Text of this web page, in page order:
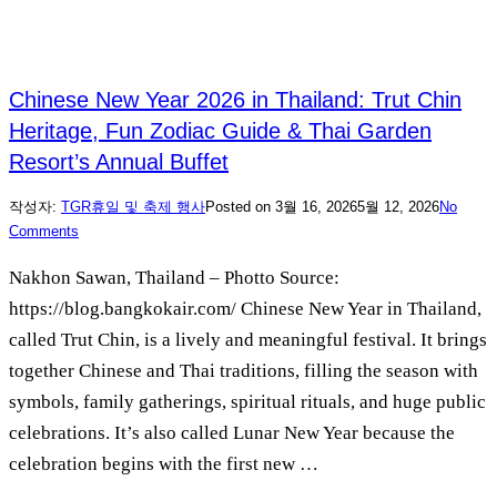
Chinese New Year 2026 in Thailand: Trut Chin
Heritage, Fun Zodiac Guide & Thai Garden
Resort’s Annual Buffet
작성자: TGR휴일 및 축제 행사Posted on 3월 16, 20265월 12, 2026No
Comments
Nakhon Sawan, Thailand – Photto Source:
https://blog.bangkokair.com/ Chinese New Year in Thailand,
called Trut Chin, is a lively and meaningful festival. It brings
together Chinese and Thai traditions, filling the season with
symbols, family gatherings, spiritual rituals, and huge public
celebrations. It’s also called Lunar New Year because the
celebration begins with the first new …